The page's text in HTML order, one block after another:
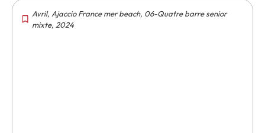
Avril, Ajaccio France mer beach, 06-Quatre barre senior
mixte, 2024